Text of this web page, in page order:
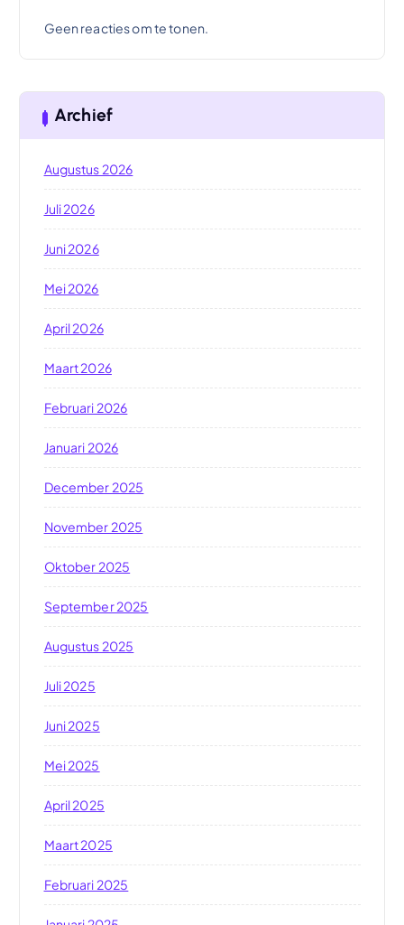
Geen reacties om te tonen.
Archief
Augustus 2026
Juli 2026
Juni 2026
Mei 2026
April 2026
Maart 2026
Februari 2026
Januari 2026
December 2025
November 2025
Oktober 2025
September 2025
Augustus 2025
Juli 2025
Juni 2025
Mei 2025
April 2025
Maart 2025
Februari 2025